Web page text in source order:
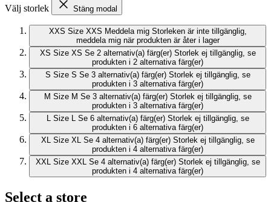
Välj storlek Stäng modal
XXS Size XXS Meddela mig Storleken är inte tillgänglig,
meddela mig när produkten är åter i lager
XS Size XS Se 2 alternativ(a) färg(er) Storlek ej tillgänglig, se
produkten i 2 alternativa färg(er)
S Size S Se 3 alternativ(a) färg(er) Storlek ej tillgänglig, se
produkten i 3 alternativa färg(er)
M Size M Se 3 alternativ(a) färg(er) Storlek ej tillgänglig, se
produkten i 3 alternativa färg(er)
L Size L Se 6 alternativ(a) färg(er) Storlek ej tillgänglig, se
produkten i 6 alternativa färg(er)
XL Size XL Se 4 alternativ(a) färg(er) Storlek ej tillgänglig, se
produkten i 4 alternativa färg(er)
XXL Size XXL Se 4 alternativ(a) färg(er) Storlek ej tillgänglig, se
produkten i 4 alternativa färg(er)
Select a store